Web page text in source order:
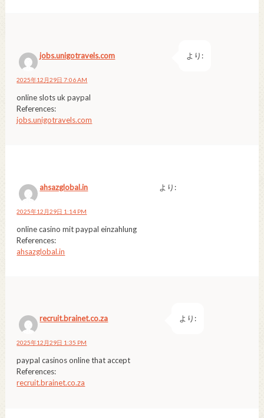
jobs.unigotravels.com より:
2025年12月29日 7:06 AM
online slots uk paypal
References:
jobs.unigotravels.com
ahsazglobal.in より:
2025年12月29日 1:14 PM
online casino mit paypal einzahlung
References:
ahsazglobal.in
recruit.brainet.co.za より:
2025年12月29日 1:35 PM
paypal casinos online that accept
References:
recruit.brainet.co.za